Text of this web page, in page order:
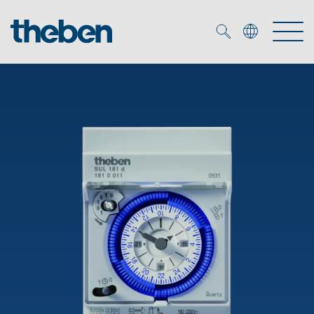
Smart Home
Aanwezigheids- en bewegingsmelders
LED spot
OEM-oplossingen
OEM-experts
Referenties
Oplossingen
Tijd- en lichtregeling
DALI-2 lichtregeling
Mediatheek